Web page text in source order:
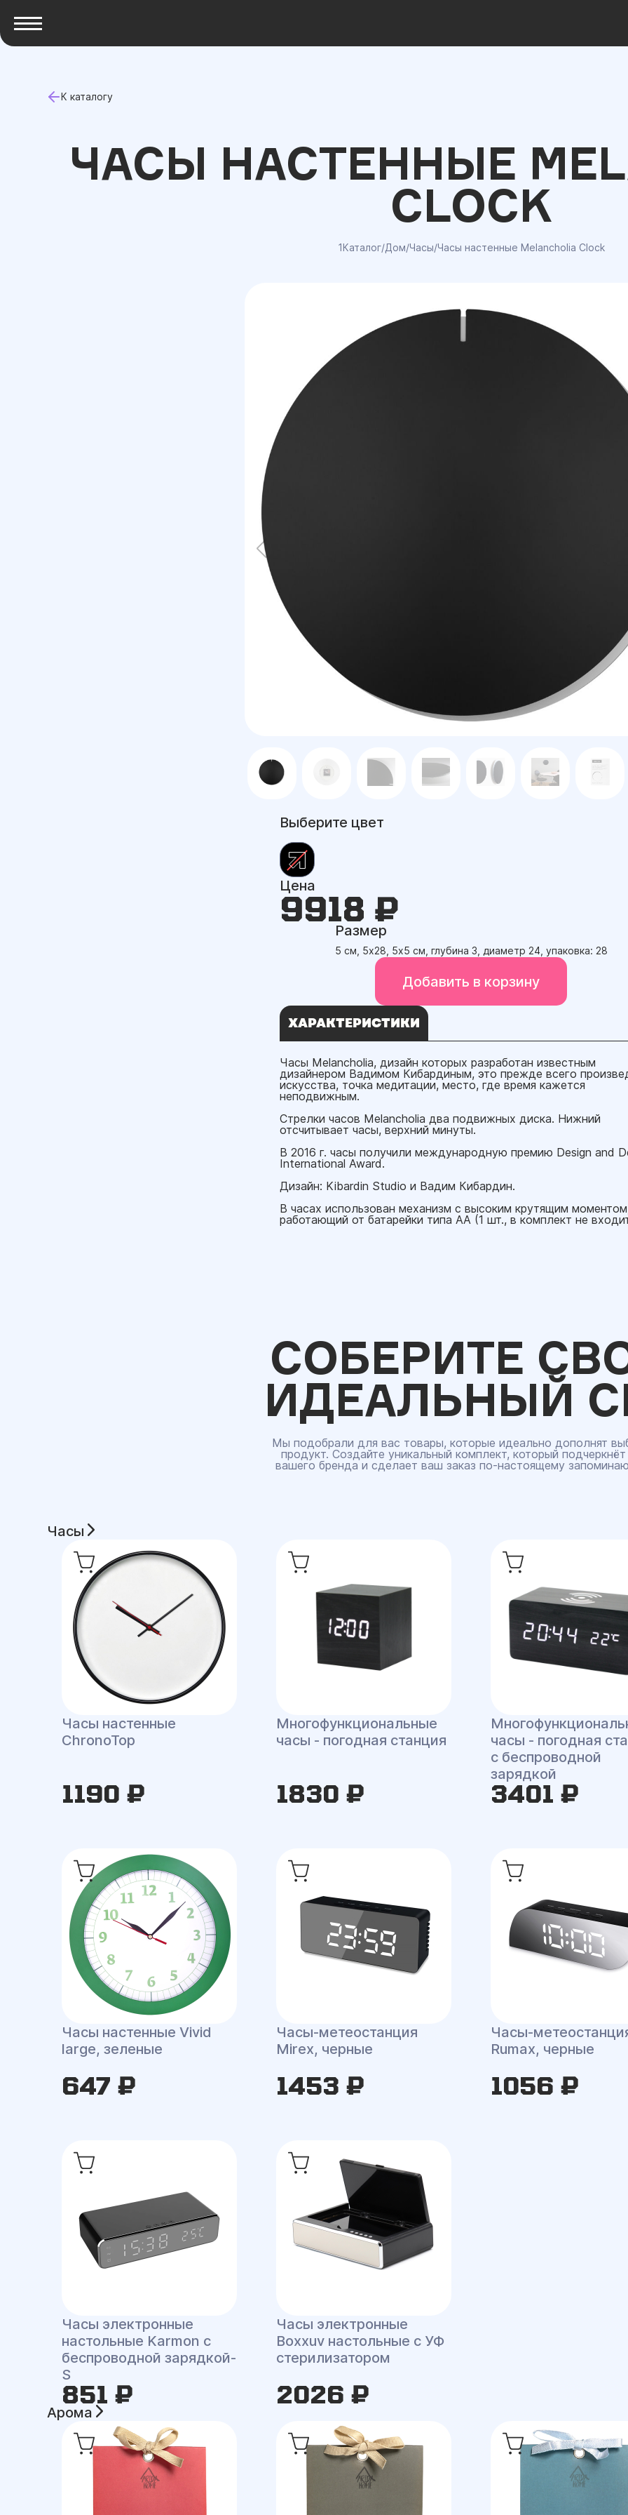
К каталогу
ЧАСЫ НАСТЕННЫЕ
CLOCK
1Каталог/Дом/Часы/Часы настенные Melancholia Clock
Выберите цвет
Цена
9918 ₽
Размер
5 см, 5х28, 5х5 см, глубина 3, диаметр 24, упаковка: 28
Добавить в корзину
ХАРАКТЕРИСТИКИ
Часы Melancholia, дизайн которых разработан известным
дизайнером Вадимом Кибардиным, это прежде всего
искусства, точка медитации, место, где время кажется
неподвижным.
Стрелки часов Melancholia два подвижных диска. Нижний
отсчитывает часы, верхний минуты.
В 2016 г. часы получили международную премию Design and
International Award.
Дизайн: Kibardin Studio и Вадим Кибардин.
В часах использован механизм с высоким крутящим
работающий от батарейки типа AA (1 шт., в комплект не
СОБЕРИТЕ
ИДЕАЛЬНЫЙ
Мы подобрали для вас товары, которые идеально дополнят
продукт. Создайте уникальный комплект, который подчеркнёт
вашего бренда и сделает ваш заказ по‑настоящему
Часы
Часы настенные
ChronoTop
1190 ₽
Многофункциональные
часы - погодная станция
1830 ₽
часы - погодная
с беспроводной
зарядкой
3401 ₽
Часы настенные Vivid
large, зеленые
647 ₽
Часы-метеостанция
Mirex, черные
1453 ₽
Часы-
Rumax, черные
1056 ₽
Часы электронные
настольные Karmon с
беспроводной зарядкой-
S
851 ₽
Часы электронные
Boxxuv настольные с УФ
стерилизатором
2026 ₽
Арома